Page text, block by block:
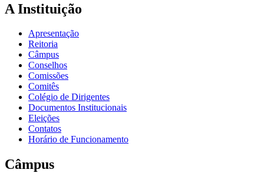
A Instituição
Apresentação
Reitoria
Câmpus
Conselhos
Comissões
Comitês
Colégio de Dirigentes
Documentos Institucionais
Eleições
Contatos
Horário de Funcionamento
Câmpus